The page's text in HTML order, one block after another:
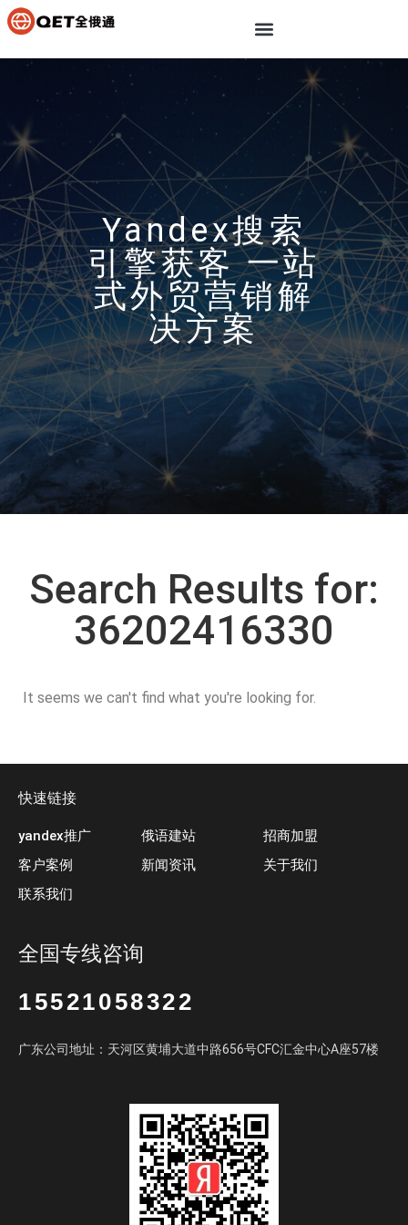
Yandex搜索
引擎获客 一站
式外贸营销解
决方案
Search Results for:
36202416330
It seems we can't find what you're looking for.
快速链接
yandex推广
客户案例
联系我们
俄语建站
新闻资讯
招商加盟
关于我们
全国专线咨询
15521058322
广东公司地址：天河区黄埔大道中路656号CFC汇金中心A座57楼